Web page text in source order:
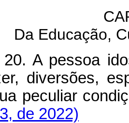
Da Educação,
A pessoa
diversões,
peculiar
de 2022)